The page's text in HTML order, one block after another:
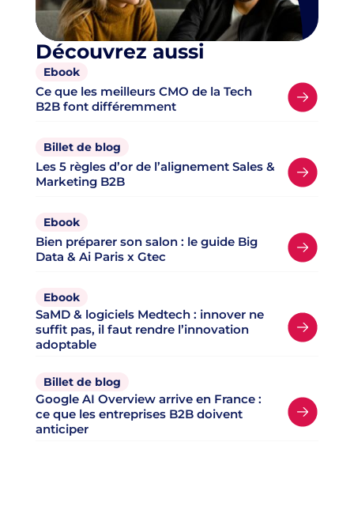
Découvrez aussi
Ebook
Ce que les meilleurs CMO de la Tech
B2B font différemment
Billet de blog
Les 5 règles d’or de l’alignement Sales &
Marketing B2B
Ebook
Bien préparer son salon : le guide Big
Data & Ai Paris x Gtec
Ebook
SaMD & logiciels Medtech : innover ne
suffit pas, il faut rendre l’innovation
adoptable
Billet de blog
Google AI Overview arrive en France :
ce que les entreprises B2B doivent
anticiper